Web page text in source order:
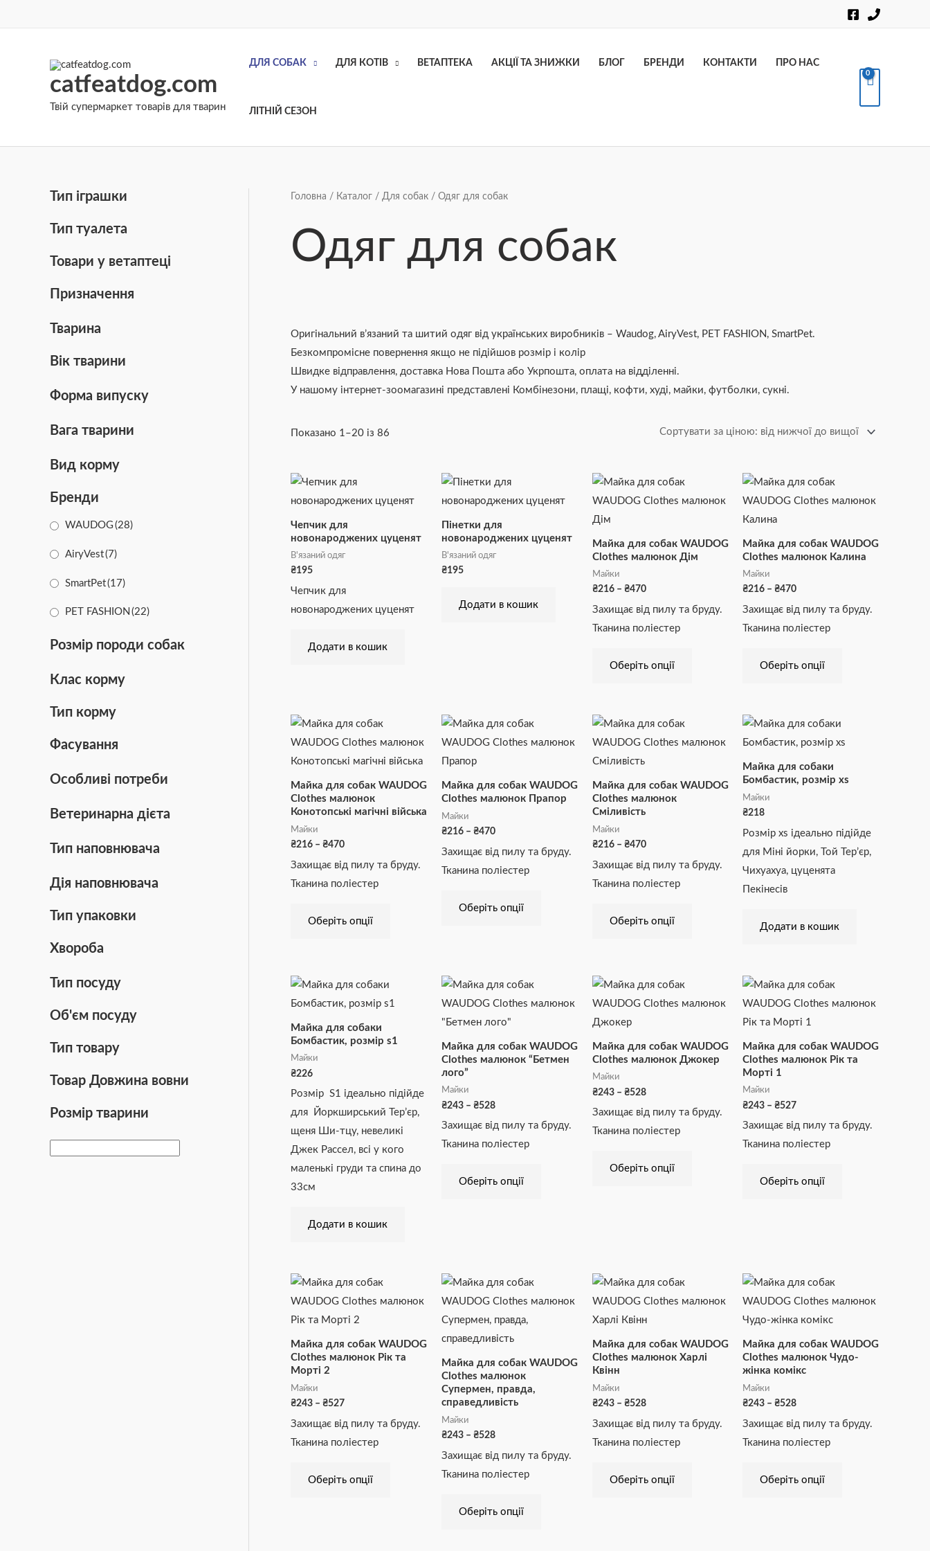
catfeatdog.com
Твій супермаркет товарів для тварин
ДЛЯ СОБАК ДЛЯ КОТІВ ВЕТАПТЕКА АКЦІЇ ТА ЗНИЖКИ БЛОГ БРЕНДИ КОНТАКТИ ПРО НАС
ЛІТНІЙ СЕЗОН
Тип іграшки
Тип туалета
Товари у ветаптеці
Призначення
Тварина
Вік тварини
Форма випуску
Вага тварини
Вид корму
Бренди
WAUDOG (28)
AiryVest(7)
SmartPet(17)
PET FASHION (22)
Розмір породи собак
Клас корму
Тип корму
Фасування
Особливі потреби
Ветеринарна дієта
Тип наповнювача
Дія наповнювача
Тип упаковки
Хвороба
Тип посуду
Об'єм посуду
Тип товару
Товар Довжина вовни
Розмір тварини
Головна / Каталог / Для собак / Одяг для собак
Одяг для собак
Оригінальний в’язаний та шитий одяг від українських виробників – Waudog, AiryVest, PET FASHION, SmartPet.
Безкомпромісне повернення якщо не підійшов розмір і колір
Швидке відправлення, доставка Нова Пошта або Укрпошта, оплата на відділенні.
У нашому інтернет-зоомагазині представлені Комбінезони, плащі, кофти, худі, майки, футболки, сукні.
Показано 1–20 із 86
Сортування
за
до
найвищої
Чепчик для
новонароджених цуценят
В'язаний одяг
₴195
Чепчик для
новонароджених цуценят
Додати в кошик
Пінетки для
новонароджених цуценят
В'язаний одяг
₴195
Додати в кошик
Майка для собак WAUDOG
Clothes малюнок Дім
Майки
₴216 – ₴470
Діапазон
від
Захищає від пилу та бруду.
Тканина поліестер
Оберіть опції
товар
кілька
варіантів.
Параметри
вибрати
Майка для собак WAUDOG
Clothes малюнок Калина
Майки
₴216 – ₴470
Діапазон
від
Захищає від пилу та бруду.
Тканина поліестер
Оберіть опції
товар
кілька
варіантів.
вибрати
Майка для собак WAUDOG
Clothes малюнок
Конотопські магічні війська
Майки
₴216 – ₴470
Діапазон
від
₴216
до
₴470
Захищає від пилу та бруду.
Тканина поліестер
Оберіть опції
товар
має
кілька
Параметри
на
Майка для собак WAUDOG
Clothes малюнок Прапор
Майки
₴216 – ₴470
Діапазон
від
₴470
Захищає від пилу та бруду.
Тканина поліестер
Оберіть опції
товар
кілька
варіантів.
Параметри
вибрати
Майка для собак WAUDOG
Clothes малюнок
Сміливість
Майки
₴216 – ₴470
Діапазон
від
₴470
Захищає від пилу та бруду.
Тканина поліестер
Оберіть опції
товар
кілька
Параметри
на
Майка для собаки
Бомбастик, розмір xs
Майки
₴218
Розмір xs ідеально підійде
для Міні йорки, Той Тер’єр,
Чихуахуа, цуценята
Пекінесів
Додати в кошик
Майка для собаки
Бомбастик, розмір s1
Майки
₴226
Розмір S1 ідеально підійде
для Йоркширський Тер’єр,
щеня Ши-тцу, невеликі
Джек Рассел, всі у кого
маленькі груди та спина до
33см
Додати в кошик
Майка для собак WAUDOG
Clothes малюнок “Бетмен
лого”
Майки
₴243 – ₴528
Діапазон
від
до
Захищає від пилу та бруду.
Тканина поліестер
Оберіть опції
товар
кілька
варіантів.
Параметри
на
Майка для собак WAUDOG
Clothes малюнок Джокер
Майки
₴243 – ₴528
Діапазон
від
Захищає від пилу та бруду.
Тканина поліестер
Оберіть опції
товар
кілька
варіантів.
Параметри
вибрати
Майка для собак WAUDOG
Clothes малюнок Рік та
Морті 1
Майки
₴243 – ₴527
Діапазон
від
до
Захищає від пилу та бруду.
Тканина поліестер
Оберіть опції
товар
кілька
варіантів.
на
Майка для собак WAUDOG
Clothes малюнок Рік та
Морті 2
Майки
₴243 – ₴527
Діапазон
від
₴243
до
₴527
Захищає від пилу та бруду.
Тканина поліестер
Оберіть опції
товар
кілька
варіантів.
Параметри
на
Майка для собак WAUDOG
Clothes малюнок
Супермен, правда,
справедливість
Майки
₴243 – ₴528
Діапазон
від
до
₴528
Захищає від пилу та бруду.
Тканина поліестер
Оберіть опції
товар
варіантів.
Параметри
сторінці
Майка для собак WAUDOG
Clothes малюнок Харлі
Квінн
Майки
₴243 – ₴528
Діапазон
від
до
₴528
Захищає від пилу та бруду.
Тканина поліестер
Оберіть опції
товар
кілька
варіантів.
Параметри
на
Майка для собак WAUDOG
Clothes малюнок Чудо-
жінка комікс
Майки
₴243 – ₴528
Діапазон
від
до
₴528
Захищає від пилу та бруду.
Тканина поліестер
Оберіть опції
товар
кілька
варіантів.
на